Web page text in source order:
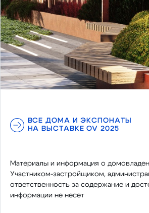
ВСЕ ДОМА И ЭКСПОНАТЫ
НА ВЫСТАВКЕ OV 2025
Материалы и информация о
Участником-застройщиком,
ответственность за содержание и
информации не несет